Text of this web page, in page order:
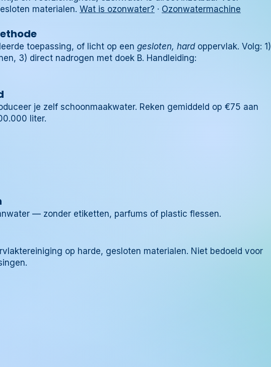
materialen. Wat is ozonwater? · Ozonwatermachine
toepassing, of licht op een gesloten, hardoppervlak. Volg: 1)
3) direct nadrogen met doek B. Handleiding:
je zelf schoonmaakwater. Reken gemiddeld op €75 aan
liter.
— zonder etiketten, parfums of plastic flessen.
op harde, gesloten materialen. Niet bedoeld voor